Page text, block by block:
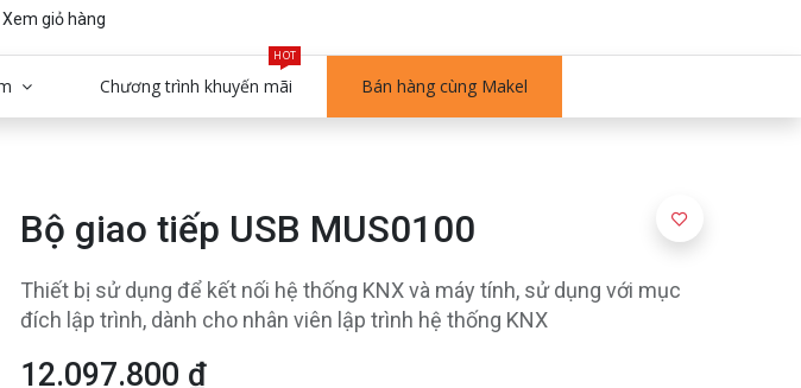
Xem giỏ hàng
Chương trình khuyến mãi
HOT
Bán hàng cùng Makel
Bộ giao tiếp USB MUS0100
Thiết bị sử dụng để kết nối hệ thống KNX và máy tính, sử dụng với mục
đích lập trình, dành cho nhân viên lập trình hệ thống KNX
12.097.800 ₫